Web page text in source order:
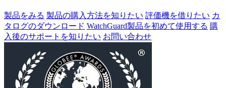
製品をみる 製品の購入方法を知りたい 評価機を借りたい カ
タログのダウンロード WatchGuard製品を初めて使用する 購
入後のサポートを知りたい お問い合わせ